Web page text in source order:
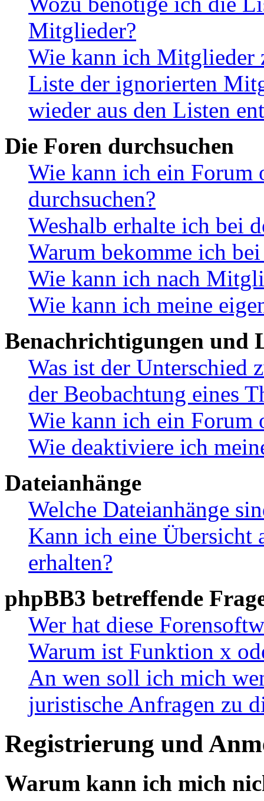
Mitglieder?
Wie kann ich Mitglieder
Liste der ignorierten
wieder aus den Listen
Die Foren durchsuchen
Wie kann ich ein Forum
durchsuchen?
Weshalb erhalte ich bei
Warum bekomme ich
Wie kann ich nach
Wie kann ich meine
Benachrichtigungen und
Was ist der Unterschied
der Beobachtung eines
Wie kann ich ein Forum
Wie deaktiviere ich
Dateianhänge
Welche Dateianhänge
Kann ich eine Übersicht
erhalten?
phpBB3 betreffende
Wer hat diese
Warum ist Funktion x
An wen soll ich mich
juristische Anfragen zu
Registrierung und
Warum kann ich mich